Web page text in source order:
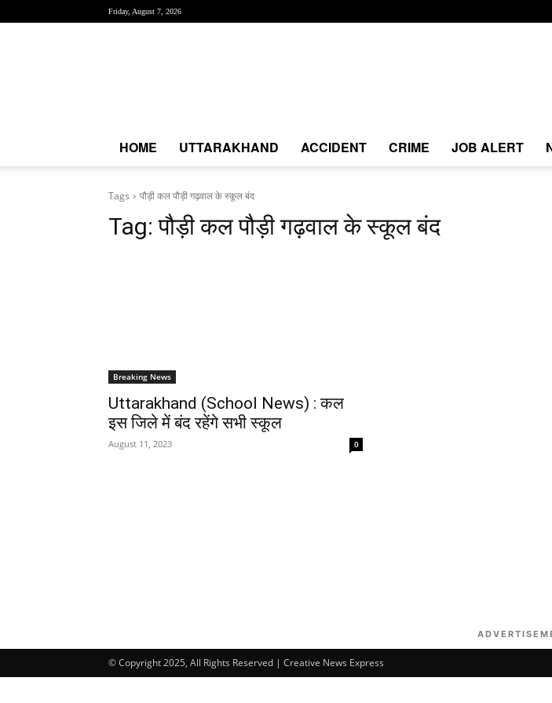
Friday, August 7, 2026
HOME UTTARAKHAND ACCIDENT CRIME JOB ALERT
Tags पौड़ी कल पौड़ी गढ़वाल के स्कूल बंद
Tag:पौड़ी कल पौड़ी गढ़वाल के स्कूल बंद
Breaking News
Uttarakhand (School News) : कल
इस जिले में बंद रहेंगे सभी स्कूल
August 11, 2023 0
© Copyright 2025, All Rights Reserved | Creative News Express